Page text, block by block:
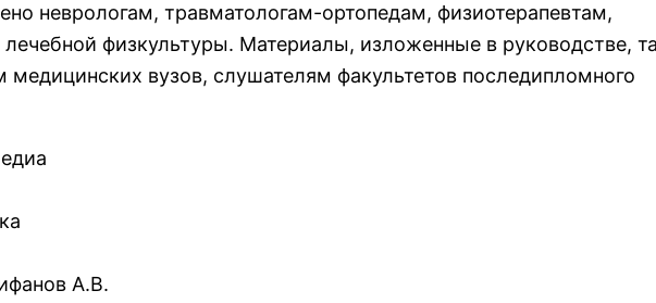
неврологам, травматологам-ортопедам, физиотерапевтам,
физкультуры. Материалы, изложенные в руководстве,
медицинских вузов, слушателям факультетов последипломного
А.В.